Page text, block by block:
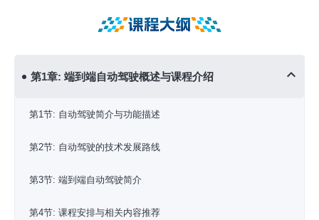
课程大纲
第1章: 端到端自动驾驶概述与课程介绍
第1节: 自动驾驶简介与功能描述
第2节: 自动驾驶的技术发展路线
第3节: 端到端自动驾驶简介
第4节: 课程安排与相关内容推荐